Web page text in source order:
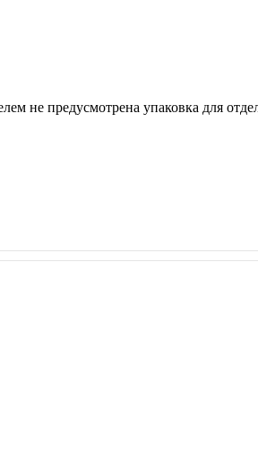
не предусмотрена упаковка для